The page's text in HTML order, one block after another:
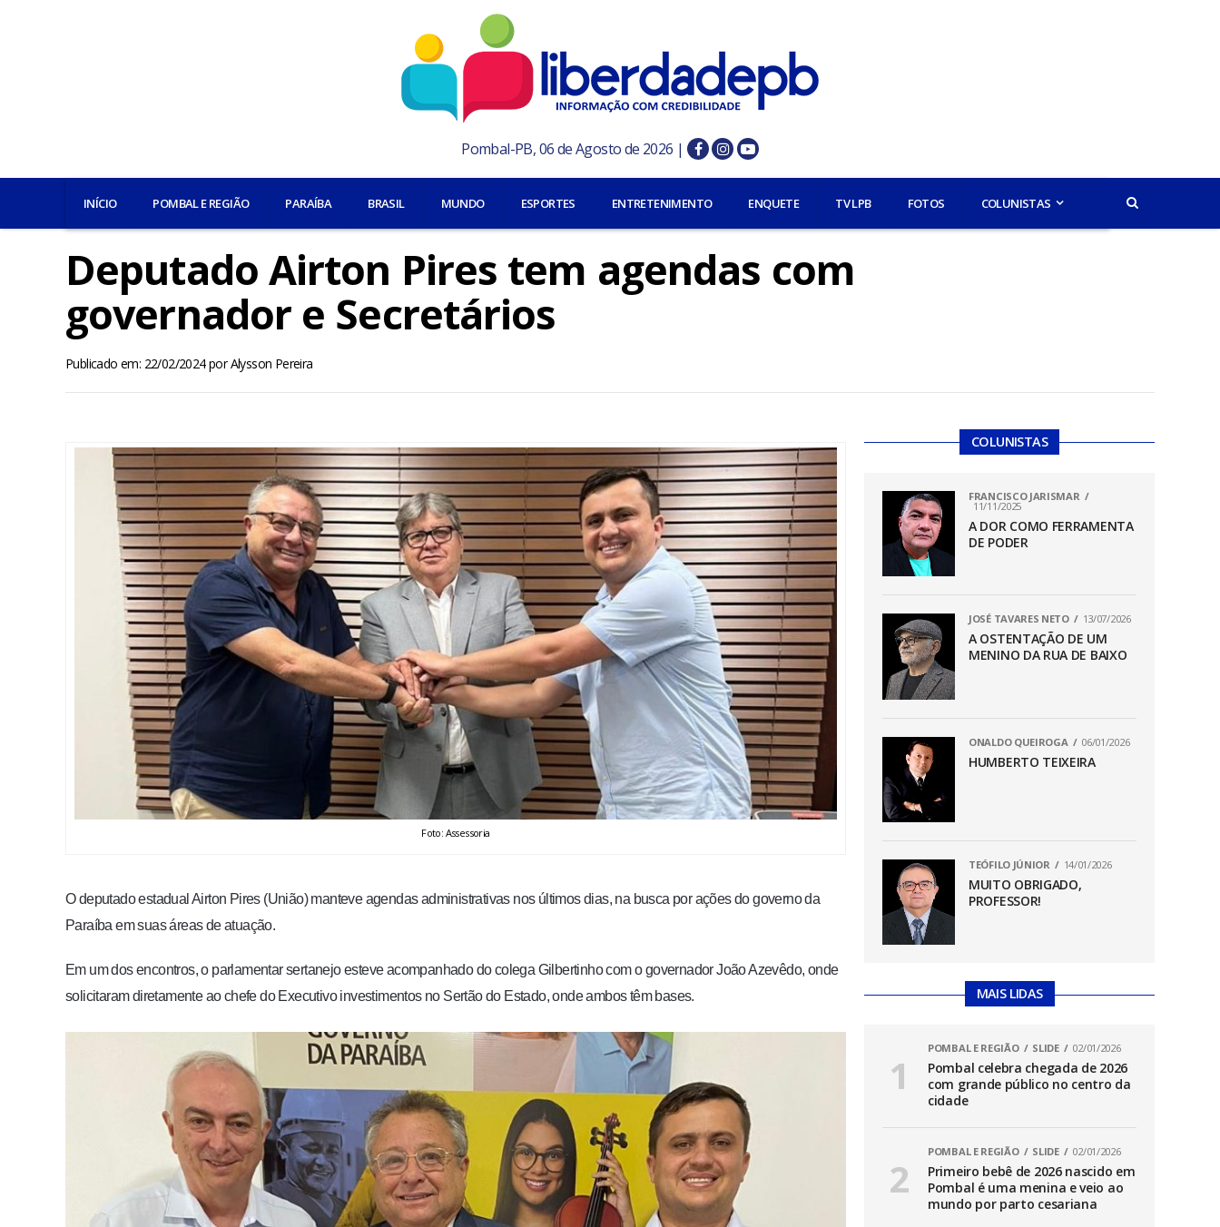
Pombal-PB, 06 de Agosto de 2026 |
INÍCIO POMBAL E REGIÃO PARAÍBA BRASIL MUNDO ESPORTES ENTRETENIMENTO ENQUETE TV LPB FOTOS COLUNISTAS
Deputado Airton Pires tem agendas com
governador e Secretários
Publicado em: 22/02/2024porAlysson Pereira
Foto: Assessoria
O deputado estadual Airton Pires (União) manteve agendas administrativas nos últimos dias, na busca por ações do governo da
Paraíba em suas áreas de atuação.
Em um dos encontros, o parlamentar sertanejo esteve acompanhado do colega Gilbertinho com o governador João Azevêdo, onde
solicitaram diretamente ao chefe do Executivo investimentos no Sertão do Estado, onde ambos têm bases.
COLUNISTAS
FRANCISCO JARISMAR
11/11/2025
A DOR COMO FERRAMENTA
DE PODER
JOSÉ TAVARES NETO 13/07/2026
A OSTENTAÇÃO DE UM
MENINO DA RUA DE BAIXO
ONALDO QUEIROGA 06/01/2026
HUMBERTO TEIXEIRA
TEÓFILO JÚNIOR 14/01/2026
MUITO OBRIGADO,
PROFESSOR!
MAIS LIDAS
POMBAL E REGIÃO SLIDE 02/01/2026
Pombal celebra chegada de 2026
com grande público no centro da
cidade
POMBAL E REGIÃO SLIDE 02/01/2026
Primeiro bebê de 2026 nascido em
Pombal é uma menina e veio ao
mundo por parto cesariana